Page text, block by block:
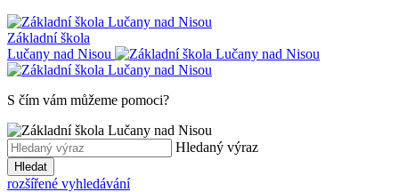
Základní škola
Lučany nad Nisou
S čím vám můžeme pomoci?
Hledaný výraz
Hledat
rozšířené vyhledávání